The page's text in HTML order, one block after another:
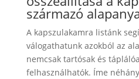
származó
A kapszulakamra listánk
válogathatunk azokból az
nemcsak tartósak és
felhasználhatók. Íme